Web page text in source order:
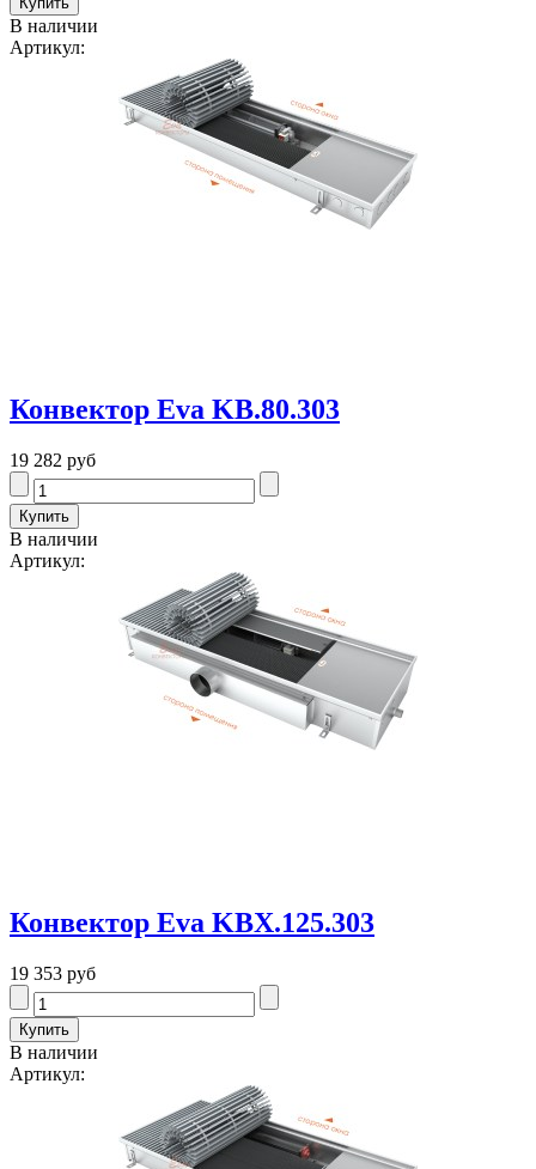
В наличии
Артикул:
Конвектор Eva KB.80.303
19 282 руб
В наличии
Артикул:
Конвектор Eva KBX.125.303
19 353 руб
В наличии
Артикул: